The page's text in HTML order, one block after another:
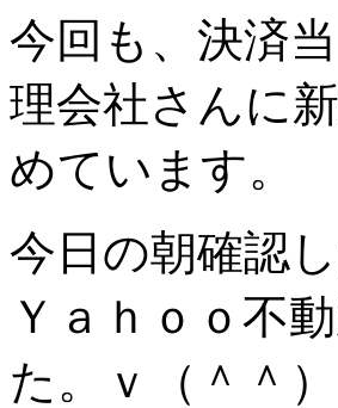
今回も、決済
理会社さんに
めています。
今日の朝確認
Ｙａｈｏｏ不
た。ｖ（＾＾